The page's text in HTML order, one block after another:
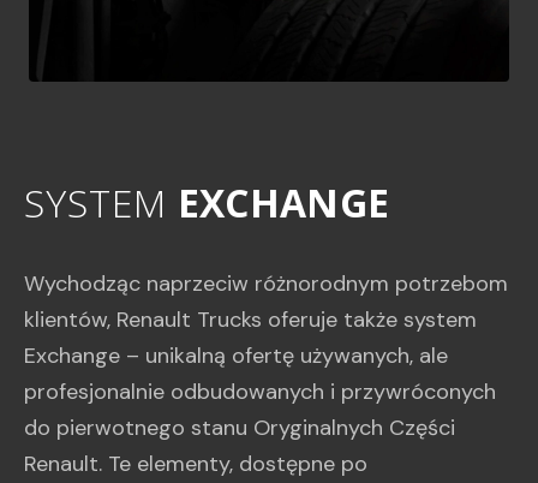
SYSTEMEXCHANGE
SYSTEM EXCHANGE
Wychodząc naprzeciw różnorodnym potrzebom
klientów, Renault Trucks oferuje także system
Exchange – unikalną ofertę używanych, ale
profesjonalnie odbudowanych i przywróconych
do pierwotnego stanu Oryginalnych Części
Renault. Te elementy, dostępne po